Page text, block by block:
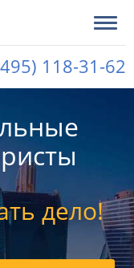
118-31-62
дело!